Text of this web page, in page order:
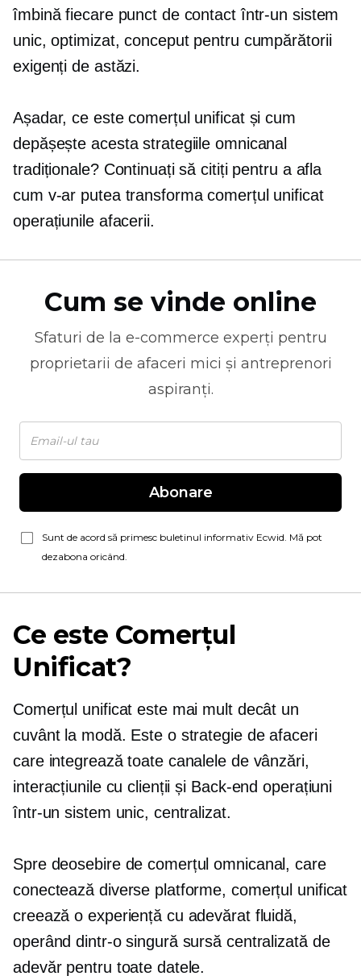
îmbină fiecare punct de contact într-un sistem
unic, optimizat, conceput pentru cumpărătorii
exigenți de astăzi.
Așadar, ce este comerțul unificat și cum
depășește acesta strategiile omnicanal
tradiționale? Continuați să citiți pentru a afla
cum v-ar putea transforma comerțul unificat
operațiunile afacerii.
Cum se vinde online
Sfaturi de la e-commerce experți pentru
proprietarii de afaceri mici și antreprenori
aspiranți.
Abonare
Sunt de acord să primesc buletinul informativ Ecwid. Mă pot
dezabona oricând.
Ce este Comerțul
Unificat?
Comerțul unificat este mai mult decât un
cuvânt la modă. Este o strategie de afaceri
care integrează toate canalele de vânzări,
interacțiunile cu clienții și Back-end operațiuni
într-un sistem unic, centralizat.
Spre deosebire de comerțul omnicanal, care
conectează diverse platforme, comerțul unificat
creează o experiență cu adevărat fluidă,
operând dintr-o singură sursă centralizată de
adevăr pentru toate datele.